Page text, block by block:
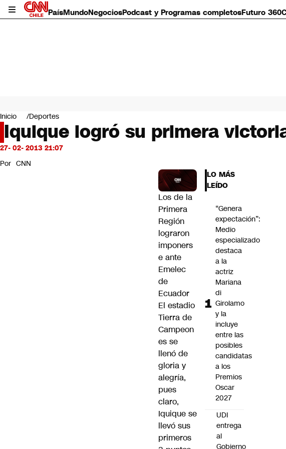
PaísMundoNegociosPodcast y Programas completosFuturo 360
Mundo
Negocios
Deportes
Programas completos
Servicios
Inicio Deportes
Iquique logró su primera
27- 02- 2013 21:07
Por CNN
Los de la
Primera
Región
lograron
imponers
e ante
Emelec
de
Ecuador
El estadio
Tierra de
Campeon
es se
llenó de
gloria y
alegría,
pues
claro,
Iquique se
llevó sus
primeros
LO MÁS
LEÍDO
“Genera
expectación”:
Medio
especializado
destaca
a la
actriz
Mariana
di
Girolamo
y la
incluye
entre las
posibles
candidatas
a los
Premios
Oscar
2027
UDI
entrega
al
Gobierno